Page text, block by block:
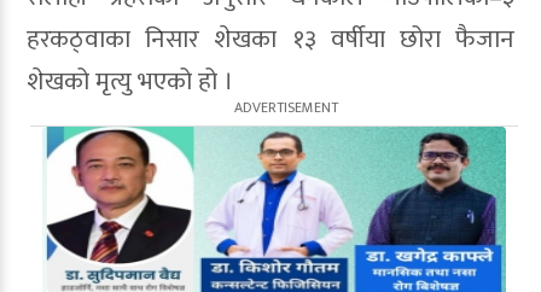
हरकठ्वाका निसार शेखका १३ वर्षीया छोरा फैजान
शेखको मृत्यु भएको हो ।